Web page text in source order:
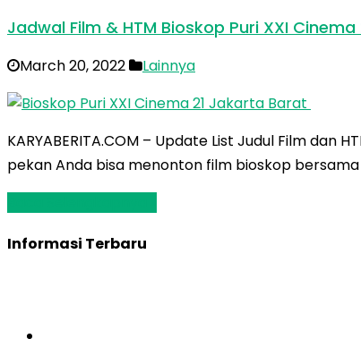
Jadwal Film & HTM Bioskop Puri XXI
March 20, 2022 Lainnya
KARYABERITA.COM – Update List Judul Film dan
pekan Anda bisa menonton film bioskop bersama
Informasi Terbaru